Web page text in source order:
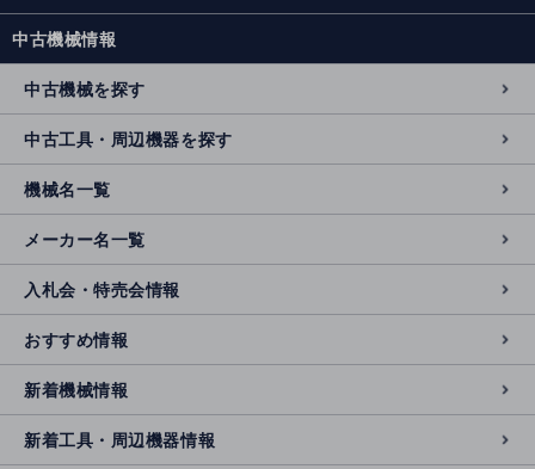
中古機械情報
中古機械を探す
中古工具・周辺機器を探す
機械名一覧
メーカー名一覧
入札会・特売会情報
おすすめ情報
新着機械情報
新着工具・周辺機器情報